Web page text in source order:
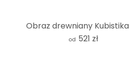
od 521 zł